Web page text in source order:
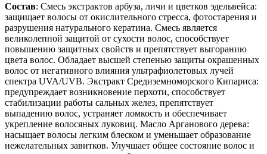
Состав: Смесь экстрактов арбуза, личи и цветков эдельвейса:
защищает волосы от окислительного стресса, фотостарения и
разрушения натурального кератина. Смесь является
великолепной защитой от сухости волос, способствует
повышению защитных свойств и препятствует выгоранию
цвета волос. Обладает высшей степенью защиты окрашенных
волос от негативного влияния ультрафиолетовых лучей
спектра UVA/UVB. Экстракт Средиземноморского Кипариса:
предупреждает возникновение перхоти, способствует
стабилизации работы сальных желез, препятствует
выпадению волос, устраняет ломкость и обеспечивает
укрепление волосяных луковиц. Масло Арганового дерева:
насыщает волосы легким блеском и уменьшает образование
нежелательных завитков. Улучшает общее состояние волос и